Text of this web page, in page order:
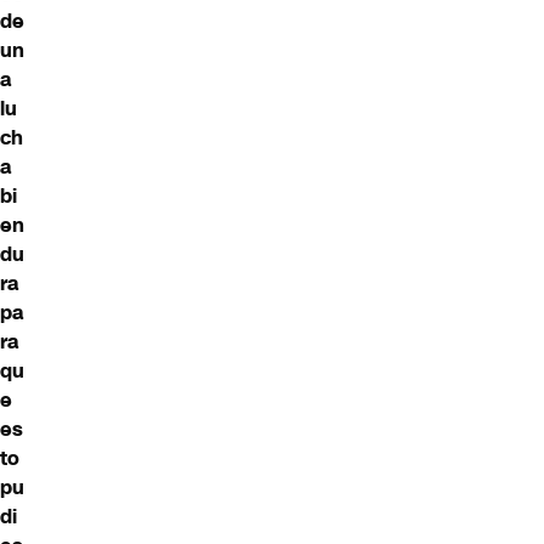
de
un
a
lu
ch
a
bi
en
du
ra
pa
ra
qu
e
es
to
pu
di